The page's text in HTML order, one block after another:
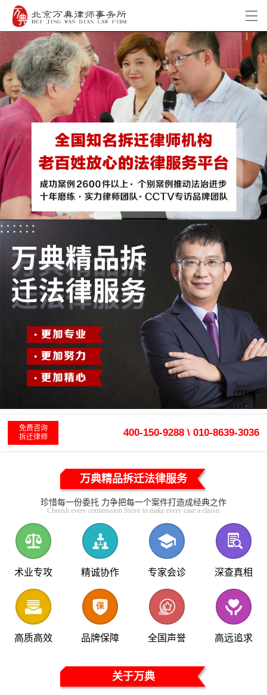
免费咨询
拆迁律师
400-150-9288 \ 010-8639-3036
万典精品拆迁法律服务
珍惜每一份委托 力争把每一个案件打造成经典之作
Cherish every commission Strive to make every case a classic
术业专攻 精诚协作 专家会诊 深查真相
高质高效 品牌保障 全国声誉 高远追求
关于万典